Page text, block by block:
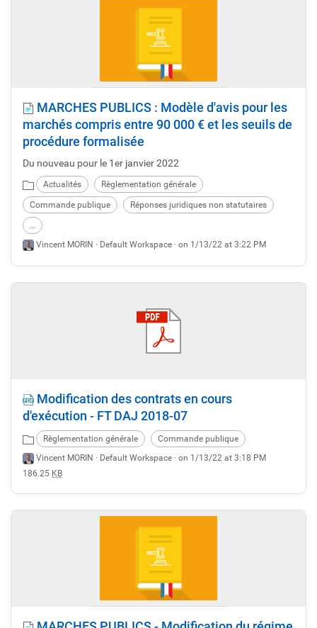
MARCHES PUBLICS : Modèle d'avis pour les
marchés compris entre 90 000 € et les seuils de
procédure formalisée
Du nouveau pour le 1er janvier 2022
Actualités Règlementation générale
Commande publique Réponses juridiques non statutaires
…
Vincent MORIN · Default Workspace · on 1/13/22 at 3:22 PM
Modification des contrats en cours
d'exécution - FT DAJ 2018-07
Règlementation générale
Commande publique
Vincent MORIN · Default Workspace · on 1/13/22 at 3:18 PM
186.25 KB